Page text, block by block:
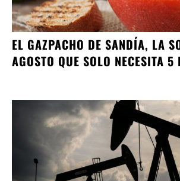
EL GAZPACHO DE SANDÍA, LA
AGOSTO QUE SOLO NECESITA 5